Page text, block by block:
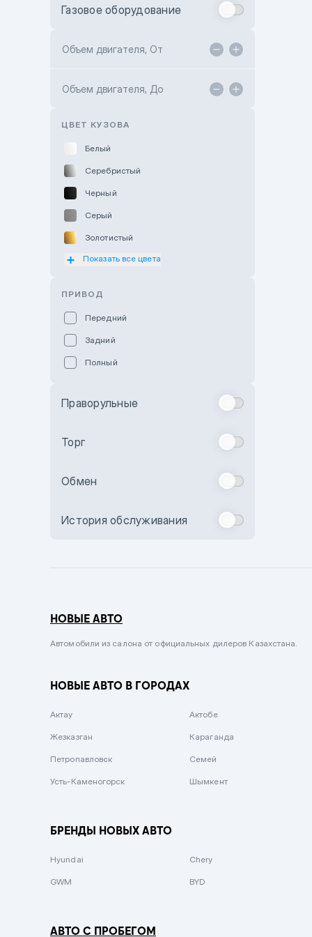
Toyota Kokshetau
Hyundai ShymCity
Газовое оборудование
Объем двигателя, От
Объем двигателя, До
ЦВЕТ КУЗОВА
Белый
Серебристый
Черный
Серый
Золотистый
Оранжевый
Бежевый
Комбинированный
Сиреневый металлик
Вишневый
Зеленый металлик
Показать все цвета
ПРИВОД
Передний
Задний
Полный
Праворульные
Торг
Обмен
История обслуживания
НОВЫЕ АВТО
Автомобили из салона от официальных дилеров Казахстана.
НОВЫЕ АВТО В ГОРОДАХ
Актау Актобе
Жезказган Караганда
Петропавловск Семей
Усть-Каменогорск Шымкент
БРЕНДЫ НОВЫХ АВТО
Hyundai Chery
GWM BYD
АВТО С ПРОБЕГОМ